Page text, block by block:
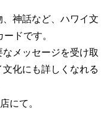
神話など、ハワイ文
ドです。
メッセージを受け取
化にも詳しくなれる
にて。